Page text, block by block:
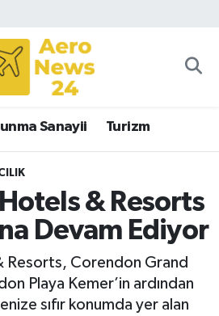
Sanayii Turizm
& Resorts
Devam Ediyor
Corendon Grand
Playa Kemer’in ardından
sıfır konumda yer alan